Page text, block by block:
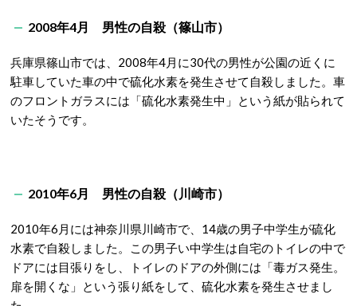
2008年4月 男性の自殺（篠山市）
兵庫県篠山市では、2008年4月に30代の男性が公園の近くに
駐車していた車の中で硫化水素を発生させて自殺しました。車
のフロントガラスには「硫化水素発生中」という紙が貼られて
いたそうです。
2010年6月 男性の自殺（川崎市）
2010年6月には神奈川県川崎市で、14歳の男子中学生が硫化
水素で自殺しました。この男子い中学生は自宅のトイレの中で
ドアには目張りをし、トイレのドアの外側には「毒ガス発生。
扉を開くな」という張り紙をして、硫化水素を発生させまし